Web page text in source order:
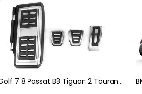
VW Golf 7 8 Passat B8 Tiguan 2 Touran 2 T-Roc T-Cross Arteon Polo 5 Uyumlu Geçme Manuel Pedal Seti 4 Parça Siyah Krom